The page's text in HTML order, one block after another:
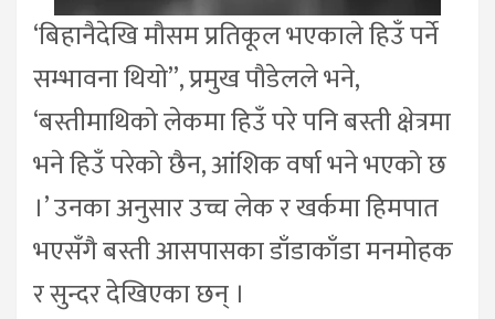
‘बिहानैदेखि मौसम प्रतिकूल भएकाले हिउँ पर्ने
सम्भावना थियो”, प्रमुख पौडेलले भने,
‘बस्तीमाथिको लेकमा हिउँ परे पनि बस्ती क्षेत्रमा
भने हिउँ परेको छैन, आंशिक वर्षा भने भएको छ
।’ उनका अनुसार उच्च लेक र खर्कमा हिमपात
भएसँगै बस्ती आसपासका डाँडाकाँडा मनमोहक
र सुन्दर देखिएका छन् ।